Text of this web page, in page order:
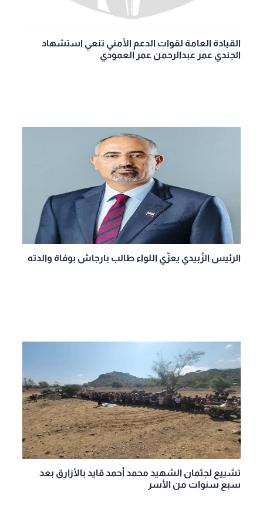
القيادة العامة لقوات الدعم الأمني تنعي استشهاد
الجندي عمر عبدالرحمن عمر العمودي
الرئيس الزُبيدي يعزّي اللواء طالب بارجاش بوفاة والدته
تشييع لجثمان الشهيد محمد أحمد قايد بالأزارق بعد
سبع سنوات من الأسر